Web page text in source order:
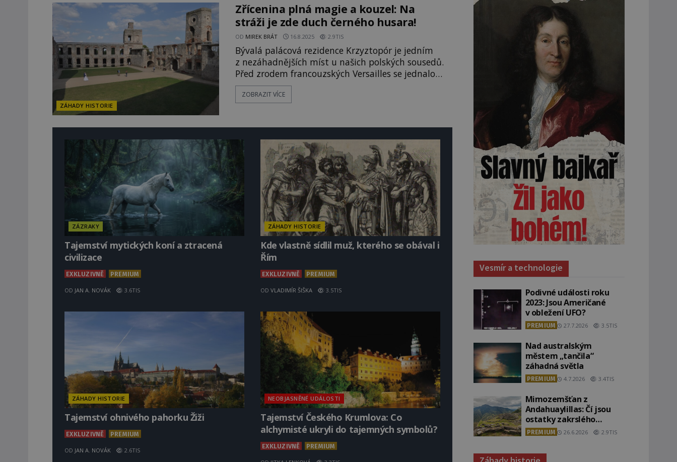
od města Riga v Lotyšsku leží další záhadný les.
Místní ho nazývají
ZÁHADY HISTORIE
Zřícenina plná magie a kouzel: Na
stráži je zde duch černého husara!
OD MIREK BRÁT 16.8.2025 2.9TIS
Bývalá palácová rezidence Krzyztopór je jedním
z nezáhadnějších míst u našich polských sousedů.
Před zrodem francouzských Versailles se jednalo o
jeden z největších paláců v celé Evropě. Objekt je
přístupný veřejnosti, v nabídce jsou i noční
Proč? Tato stave
ZOBRAZIT VÍCE
ZÁZRAKY
Tajemství mytických koní a ztracená
civilizace
EXKLUZIVNĚ PREMIUM
OD JAN A. NOVÁK 3.6TIS
ZÁHADY HISTORIE
Kde vlastně sídlil muž, kterého se obával i
Řím
EXKLUZIVNĚ PREMIUM
OD VLADIMÍR ŠIŠKA 3.5TIS
ZÁHADY HISTORIE
Tajemství ohnivého pahorku Žiži
EXKLUZIVNĚ PREMIUM
OD JAN A. NOVÁK 2.6TIS
NEOBJASNĚNÉ UDÁLOSTI
Tajemství Českého Krumlova: Co
alchymisté ukryli do tajemných symbolů?
EXKLUZIVNĚ PREMIUM
Vesmír a technologie
Podivné události roku
2023: Jsou Američané
v obležení UFO?
PREMIUM 27.7.2026 3.5TIS
Nad australským
městem „tančila“
záhadná světla
PREMIUM 4.7.2026 3.4TIS
Mimozemšťan z
Andahuaylillas: Čí jsou
ostatky zakrslého
stvoření s ohromnou
lebkou?
PREMIUM 26.6.2026 2.9TIS